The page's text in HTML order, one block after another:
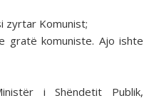
zyrtar Komunist;
gratë komuniste. Ajo ishte
i Shëndetit Publik,